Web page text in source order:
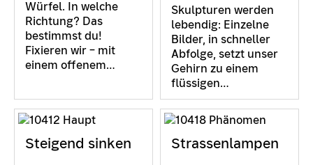
Würfel. In welche
Richtung? Das
bestimmst du!
Fixieren wir – mit
einem offenem…
Skulpturen werden
lebendig: Einzelne
Bilder, in schneller
Abfolge, setzt unser
Gehirn zu einem
flüssigen…
Steigend sinken Strassenlampen